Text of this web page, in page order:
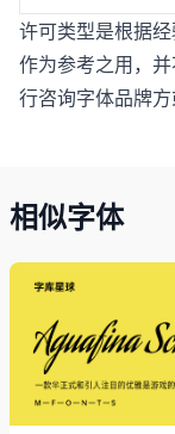
许可类型是根据
作为参考之用，
行咨询字体品牌方
相似字体